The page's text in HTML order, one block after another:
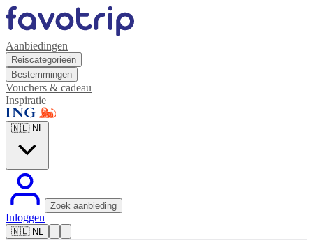
Aanbiedingen
Reiscategorieën
Bestemmingen
Vouchers & cadeau
Inspiratie
🇳🇱 NL
Inloggen
Zoek aanbieding
🇳🇱 NL